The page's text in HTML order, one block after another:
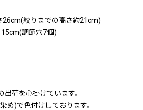
26cm(絞りまでの高さ約21cm)
調節穴7個)
荷を心掛けています。
め)で色付けしております。